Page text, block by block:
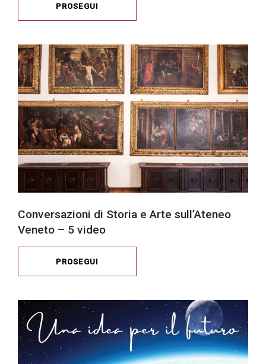
PROSEGUI
Conversazioni di Storia e Arte sull’Ateneo
Veneto – 5 video
PROSEGUI